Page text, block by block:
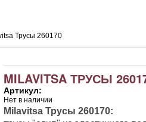
Трусы 260170
MILAVITSA ТРУСЫ
Артикул:
Нет в наличии
Milavitsa Трусы 260170: